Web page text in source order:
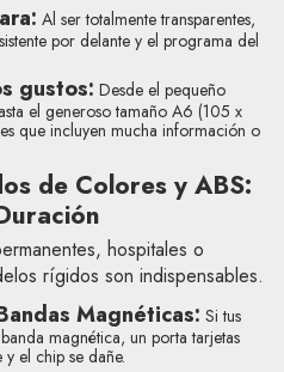
Al ser totalmente transparentes,
por delante y el programa del
gustos: Desde el pequeño
el generoso tamaño A6 (105 x
que incluyen mucha información o
de Colores y ABS:
hospitales o
rígidos son indispensables.
Magnéticas: Si tus
magnética, un porta tarjetas
el chip se dañe.